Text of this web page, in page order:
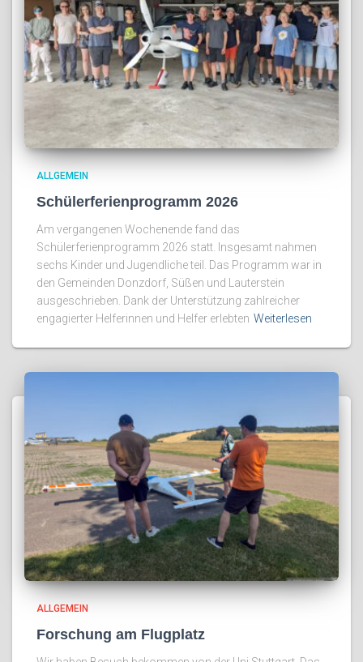
ALLGEMEIN
Schülerferienprogramm 2026
Am vergangenen Wochenende fand das
Schülerferienprogramm 2026 statt. Insgesamt nahmen
sechs Kinder und Jugendliche teil. Das Programm war in
den Gemeinden Donzdorf, Süßen und Lauterstein
ausgeschrieben. Dank der Unterstützung zahlreicher
engagierter Helferinnen und Helfer erlebten Weiterlesen
ALLGEMEIN
Forschung am Flugplatz